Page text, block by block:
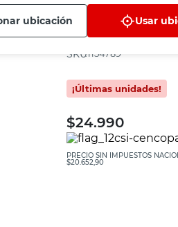
ubicación Usar
Mavi
Test Kit
:1154789
$24.990
PRECIO SIN IMPUESTOS
$20.652,90